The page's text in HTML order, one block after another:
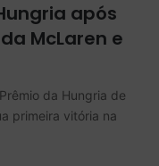
após
McLaren e
da Hungria de
primeira vitória na